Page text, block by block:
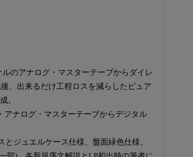
のアナログ・マスターテープからダイレ
、出来るだけ工程ロスを減らしたピュア
。
アナログ・マスターテープからデジタル
ジュエルケース仕様、盤面緑色仕様、